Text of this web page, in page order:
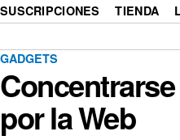
SUSCRIPCIONES
TIENDA
GADGETS
por la Web